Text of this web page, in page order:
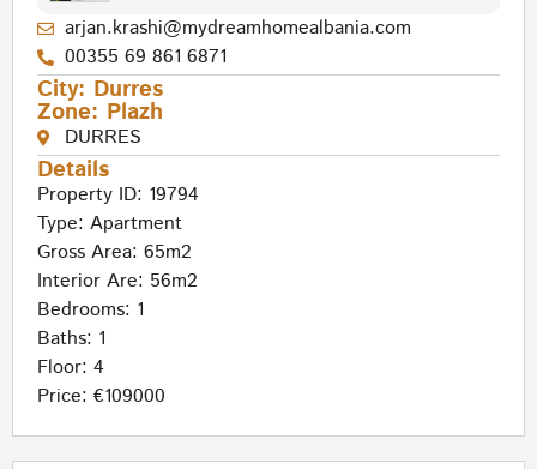
arjan.krashi@mydreamhomealbania.com
00355 69 861 6871
City: Durres
Zone: Plazh
DURRES
Details
Property ID: 19794
Type: Apartment
Gross Area: 65m2
Interior Are: 56m2
Bedrooms: 1
Baths: 1
Floor: 4
Price: €109000